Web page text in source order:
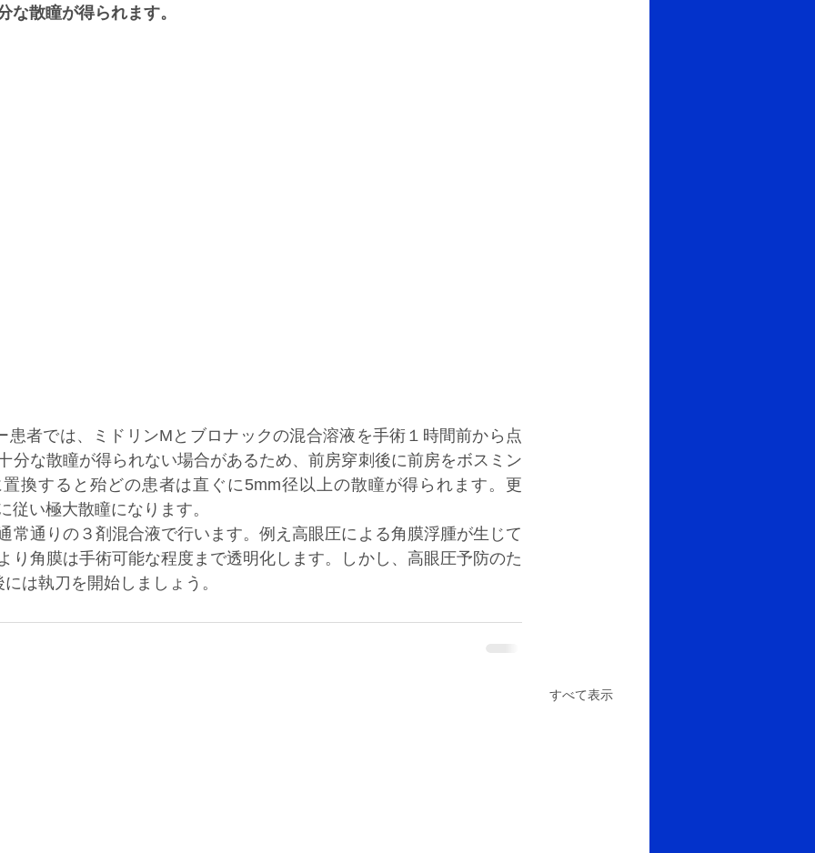
な散瞳が得られます。
患者では、ミドリンMとブロナックの混合溶液を手術１時間前から点
分な散瞳が得られない場合があるため、前房穿刺後に前房をボスミン
換すると殆どの患者は直ぐに5mm径以上の散瞳が得られます。更
従い極大散瞳になります。
常通りの３剤混合液で行います。例え高眼圧による角膜浮腫が生じて
り角膜は手術可能な程度まで透明化します。しかし、高眼圧予防のた
は執刀を開始しましょう。
すべて表示